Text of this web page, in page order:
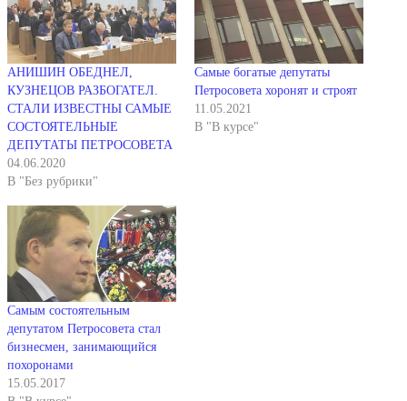
АНИШИН ОБЕДНЕЛ,
КУЗНЕЦОВ РАЗБОГАТЕЛ.
СТАЛИ ИЗВЕСТНЫ САМЫЕ
СОСТОЯТЕЛЬНЫЕ
ДЕПУТАТЫ ПЕТРОСОВЕТА
04.06.2020
В "Без рубрики"
Самые богатые депутаты
Петросовета хоронят и строят
11.05.2021
В "В курсе"
Самым состоятельным
депутатом Петросовета стал
бизнесмен, занимающийся
похоронами
15.05.2017